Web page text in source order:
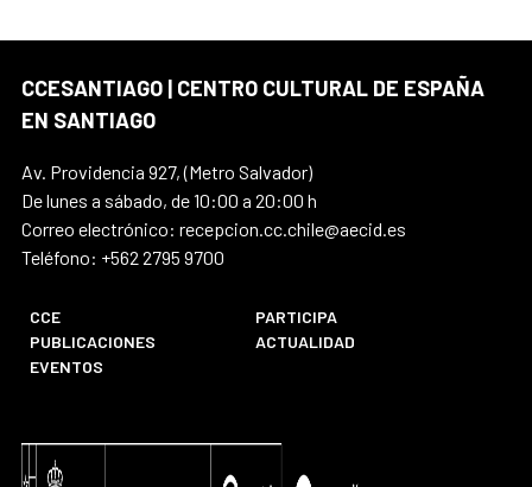
CCESANTIAGO | CENTRO CULTURAL DE ESPAÑA
EN SANTIAGO
Av. Providencia 927, (Metro Salvador)
De lunes a sábado, de 10:00 a 20:00 h
Correo electrónico: recepcion.cc.chile@aecid.es
Teléfono: +562 2795 9700
CCE
PARTICIPA
PUBLICACIONES
ACTUALIDAD
EVENTOS